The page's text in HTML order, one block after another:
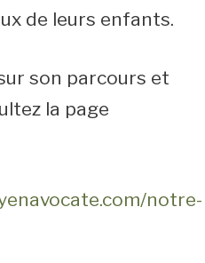
de leurs enfants.
son parcours et
la page
notre-